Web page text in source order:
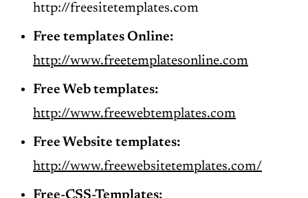
http://freesitetemplates.com
Free templates Online:
http://www.freetemplatesonline.com
Free Web templates:
http://www.freewebtemplates.com
Free Website templates:
http://www.freewebsitetemplates.com/
Free-CSS-Templates: